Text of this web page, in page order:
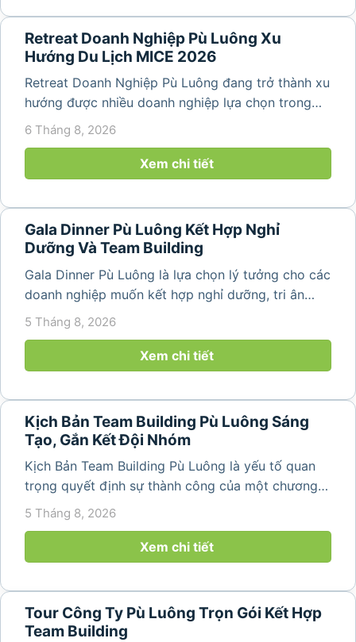
Retreat Doanh Nghiệp Pù Luông Xu
Hướng Du Lịch MICE 2026
Retreat Doanh Nghiệp Pù Luông đang trở thành xu
hướng được nhiều doanh nghiệp lựa chọn trong
năm 2026 khi nhu cầu kết hợp nghỉ dưỡng, hội
mang đến khoảng thời gian thư giãn...
6 Tháng 8, 2026
Xem chi tiết
Gala Dinner Pù Luông Kết Hợp Nghỉ
Dưỡng Và Team Building
Gala Dinner Pù Luông là lựa chọn lý tưởng cho các
doanh nghiệp muốn kết hợp nghỉ dưỡng, tri ân
nhân viên và xây dựng tinh thần đồng đội trong
không gian thiên nhiên yên bình. Với khung cảnh
núi rừng hùng vĩ, không khí...
5 Tháng 8, 2026
Xem chi tiết
Kịch Bản Team Building Pù Luông Sáng
Tạo, Gắn Kết Đội Nhóm
Kịch Bản Team Building Pù Luông là yếu tố quan
trọng quyết định sự thành công của một chương
trình du lịch doanh nghiệp. Một kịch bản được xây
giây vui vẻ, sôi động mà còn...
5 Tháng 8, 2026
Xem chi tiết
Tour Công Ty Pù Luông Trọn Gói Kết Hợp
Team Building